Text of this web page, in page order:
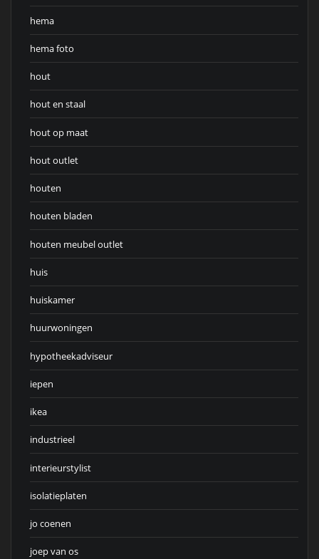
hema
hema foto
hout
hout en staal
hout op maat
hout outlet
houten
houten bladen
houten meubel outlet
huis
huiskamer
huurwoningen
hypotheekadviseur
iepen
ikea
industrieel
interieurstylist
isolatieplaten
jo coenen
joep van os